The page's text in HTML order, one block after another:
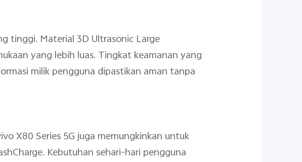
tinggi. Material 3D Ultrasonic Large
yang lebih luas. Tingkat keamanan yang
milik pengguna dipastikan aman tanpa
X80 Series 5G juga memungkinkan untuk
Kebutuhan sehari-hari pengguna